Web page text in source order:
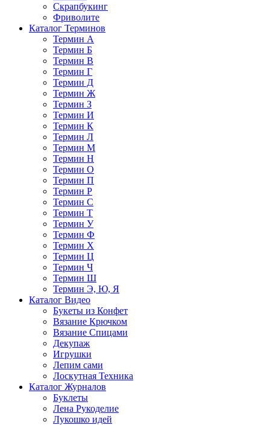
Скрапбукинг
Фриволите
Каталог Терминов
Термин А
Термин Б
Термин В
Термин Г
Термин Д
Термин Ж
Термин З
Термин И
Термин К
Термин Л
Термин М
Термин Н
Термин О
Термин П
Термин Р
Термин С
Термин Т
Термин У
Термин Ф
Термин Х
Термин Ц
Термин Ч
Термин Ш
Термин Э, Ю, Я
Каталог Видео
Букеты из Конфет
Вязание Крючком
Вязание Спицами
Декупаж
Игрушки
Лепим сами
Лоскутная Техника
Каталог Журналов
Буклеты
Лена Рукоделие
Лукошко идей